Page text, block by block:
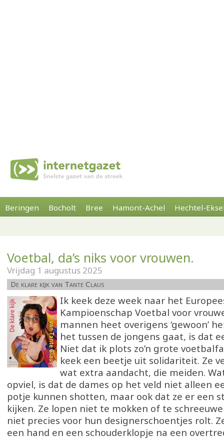
Beringen Bocholt Bree Hamont-Achel Hechtel-
Voetbal, da’s niks voor vrouwen.
Vrijdag 1 augustus 2025
De klare kijk van Tante Claus
Ik keek deze week naar het
Kampioenschap Voetbal voor
mannen heet overigens ‘gewoon’
het tussen de jongens gaat, is dat
Niet dat ik plots zo’n grote
keek een beetje uit solidariteit. Ze
wat extra aandacht, die meiden.
opviel, is dat de dames op het veld niet alleen
potje kunnen shotten, maar ook dat ze er een
kijken. Ze lopen niet te mokken of te
niet precies voor hun designerschoentjes rolt.
een hand en een schouderklopje na een